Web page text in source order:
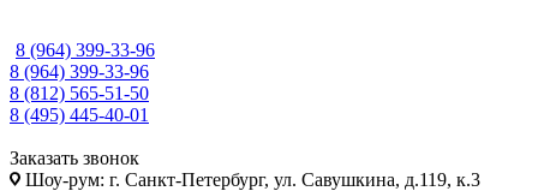
8 (964) 399-33-96
8 (964) 399-33-96
8 (812) 565-51-50
8 (495) 445-40-01
Заказать звонок
Шоу-рум: г. Санкт-Петербург, ул. Савушкина, д.119, к.3